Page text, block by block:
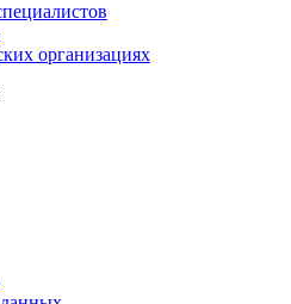
организациях